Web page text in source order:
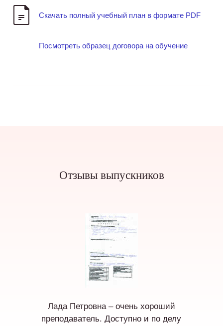
Скачать полный учебный план в формате PDF
Посмотреть образец договора на обучение
Отзывы выпускников
Лада Петровна – очень хороший
преподаватель. Доступно и по делу